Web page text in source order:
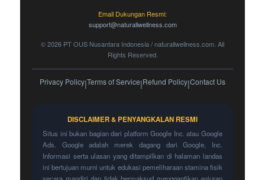
Email Dukungan Resmi:
support@naturallwellness.com
© 2026 PT OUS Nusantara Indonesia / naturallwellness.com. All
Rights Reserved.
Privacy Policy|Terms of Service|Refund Policy|Contact Us
DISCLAIMER & PENYANGKALAN RESMI
Situs ini bukan bagian dari platform Google Inc. atau Google
Ads. Google adalah merek dagang dari Google, Inc.
Informasi serta ulasan yang ditampilkan di halaman landas
ini bertujuan murni untuk edukasi pemeliharaan stamina fisik
secara mandiri dan tidak bermaksud menggantikan anjuran